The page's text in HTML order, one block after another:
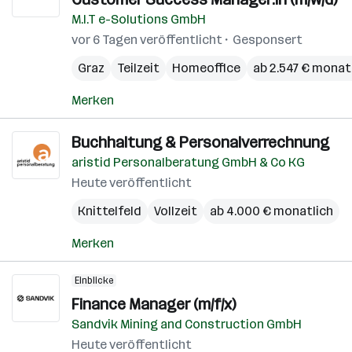
M.I.T e-Solutions GmbH
vor 6 Tagen veröffentlicht
Gesponsert
Graz
Teilzeit Homeoffice ab 2.547 €
Merken
Buchhaltung & Personalverrechnung
aristid Personalberatung GmbH & Co KG
Heute veröffentlicht
Knittelfeld
Vollzeit ab 4.000 € monatlich
Merken
Einblicke
Finance Manager (m/f/x)
Sandvik Mining and Construction GmbH
Heute veröffentlicht